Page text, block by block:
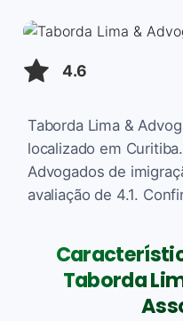
4.6
Taborda Lima &
localizado em
Advogados de
avaliação de 4.1.
Taborda